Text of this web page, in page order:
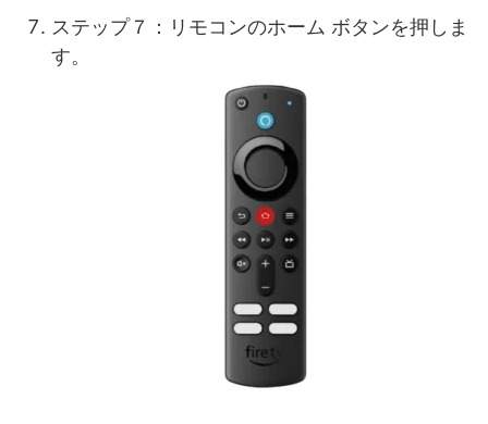
ステップ７：リモコンのホーム ボタンを押しま
す。